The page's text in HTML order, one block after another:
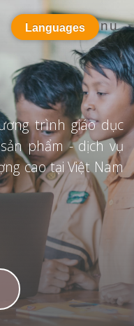
Menu
trình giáo dục
phẩm - dịch vụ
cao tại Việt Nam
Languages